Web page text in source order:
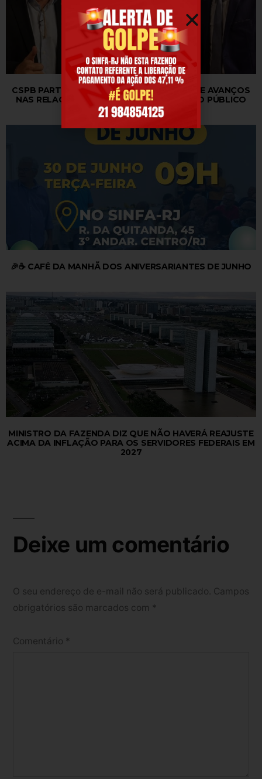
CSPB PARTICIPA DE REUNIÃO NO MGI SOBRE AVANÇOS
NAS RELAÇÕES DE TRABALHO NO SERVIÇO PÚBLICO
🎉☕ CAFÉ DA MANHÃ DOS ANIVERSARIANTES DE JUNHO
MINISTRO DA FAZENDA DIZ QUE NÃO HAVERÁ REAJUSTE
ACIMA DA INFLAÇÃO PARA OS SERVIDORES FEDERAIS EM
2027
Deixe um comentário
O seu endereço de e-mail não será publicado. Campos
obrigatórios são marcados com *
Comentário *